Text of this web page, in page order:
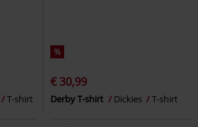
T-shirt
%
€ 30,99
Derby T-shirt Dickies T-shirt